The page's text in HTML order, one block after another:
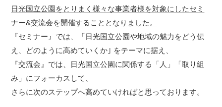
日光国立公園をとりまく様々な事業者様を対象にしたセミ
ナー&交流会を開催することとなりました。
『セミナー』では、「日光国立公園や地域の魅力をどう伝
え、どのように高めていくか｣ をテーマに据え、
『交流会』では、日光国立公園に関係する「人」「取り組
み」にフォーカスして、
さらに次のステップへ高めていければと思っております。